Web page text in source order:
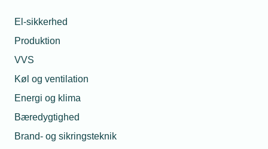
El-sikkerhed
Produktion
VVS
Køl og ventilation
Energi og klima
Bæredygtighed
Brand- og sikringsteknik
omsætning i hele 2020 sammenlignet med
2019?
Læs mere om samme emne: